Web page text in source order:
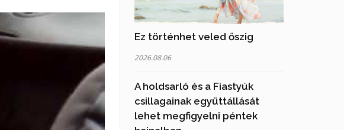
Ez történhet veled őszig
2026.08.06
A holdsarló és a Fiastyúk
csillagainak együttállását
lehet megfigyelni péntek